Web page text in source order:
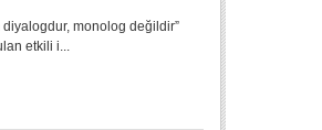
monolog değildir”
etkili i...